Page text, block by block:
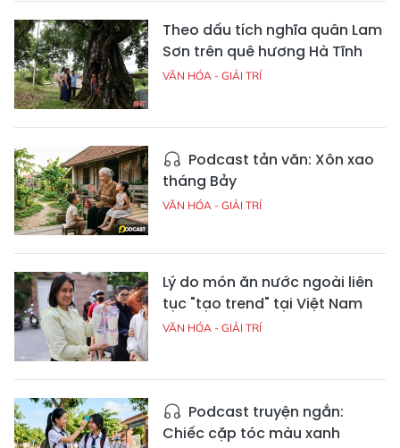
Theo dấu tích nghĩa quân Lam
Sơn trên quê hương Hà Tĩnh
VĂN HÓA - GIẢI TRÍ
Podcast tản văn: Xôn xao
tháng Bảy
VĂN HÓA - GIẢI TRÍ
Lý do món ăn nước ngoài liên
tục "tạo trend" tại Việt Nam
VĂN HÓA - GIẢI TRÍ
Podcast truyện ngắn:
Chiếc cặp tóc màu xanh